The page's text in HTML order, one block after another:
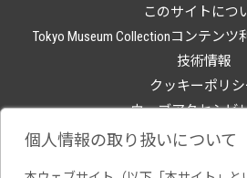
このサイトにつ
Tokyo Museum Collectionコンテン
技術情報
クッキーポリシ
ウェブアクセシビ
関連サイト
個人情報の取り扱いについて